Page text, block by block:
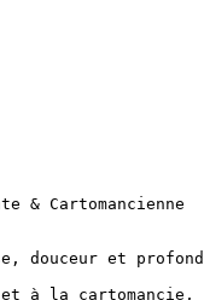
& Cartomancienne
douceur et
à la cartomancie,